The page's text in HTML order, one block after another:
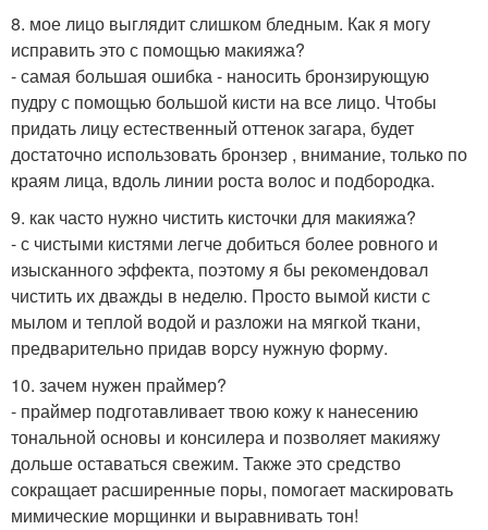
8. мое лицо выглядит слишком бледным. Как я могу
исправить это с помощью макияжа?
- самая большая ошибка - наносить бронзирующую
пудру с помощью большой кисти на все лицо. Чтобы
придать лицу естественный оттенок загара, будет
достаточно использовать бронзер , внимание, только по
краям лица, вдоль линии роста волос и подбородка.
9. как часто нужно чистить кисточки для макияжа?
- с чистыми кистями легче добиться более ровного и
изысканного эффекта, поэтому я бы рекомендовал
чистить их дважды в неделю. Просто вымой кисти с
мылом и теплой водой и разложи на мягкой ткани,
предварительно придав ворсу нужную форму.
10. зачем нужен праймер?
- праймер подготавливает твою кожу к нанесению
тональной основы и консилера и позволяет макияжу
дольше оставаться свежим. Также это средство
сокращает расширенные поры, помогает маскировать
мимические морщинки и выравнивать тон!